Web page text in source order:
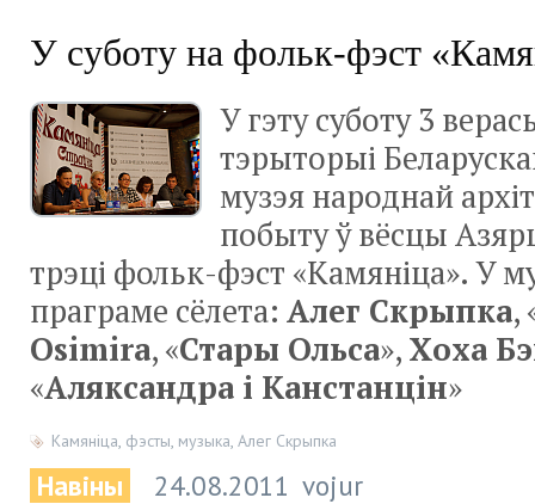
У суботу на фольк-фэст
У гэту суботу 3
тэрыторыі
музэя народнай
побыту ў вёсцы
трэці фольк-фэст «Камяніца». У
праграме сёлета: Алег Скрыпка,
Osimira, «Стары Ольса», Хоха
«Аляксандра і Канстанцін»
Камяніца, фэсты, музыка, Алег Скрыпка
Навіны 24.08.2011 vojur